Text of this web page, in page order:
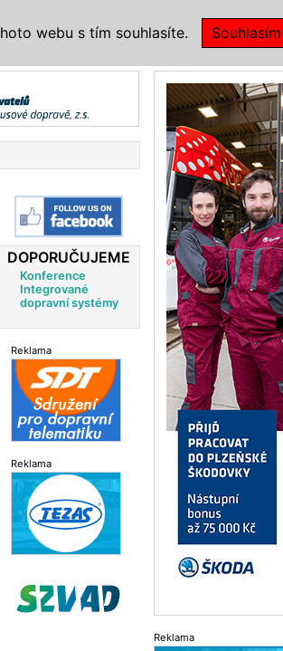
DOPORUČUJEME
Konference
Integrované
dopravní systémy
Reklama
Reklama
Reklama
webu s tím souhlasíte. Souhlasím